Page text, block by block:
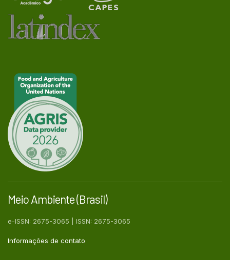
Meio Ambiente (Brasil)
e-ISSN: 2675-3065 | ISSN: 2675-3065
Informações de contato